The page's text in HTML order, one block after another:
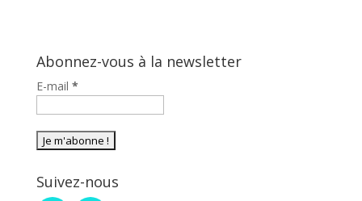
Abonnez-vous à la newsletter
E-mail *
Suivez-nous